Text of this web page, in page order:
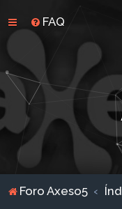
FAQ
Foro Axeso5